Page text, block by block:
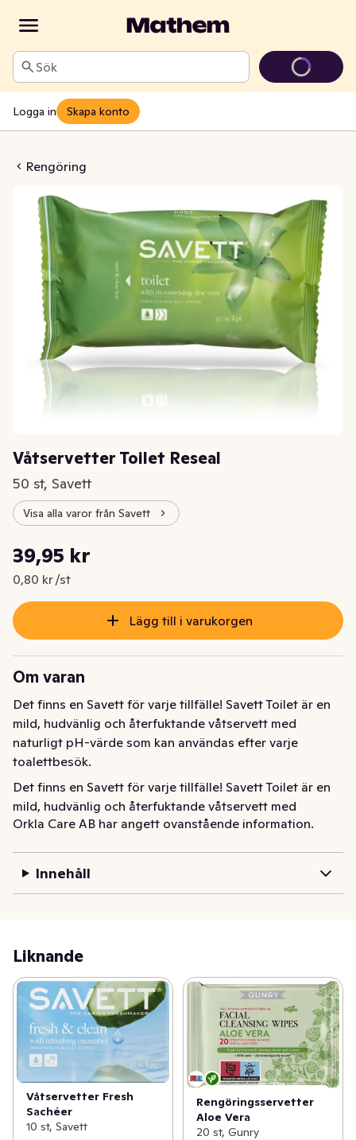
Sök
Logga in Skapa konto
Rengöring
Toilet Reseal
Våtservetter Toilet Reseal
50 st, Savett
Visa alla varor från Savett
Nuvarande pris är: 39,95 kr
39,95 kr
0,80 kr /st
Styckpris: 0,80 kr /st
Lägg till i varukorgen
Om varan
Det finns en Savett för varje tillfälle! Savett Toilet är en
mild, hudvänlig och återfuktande våtservett med
naturligt pH-värde som kan användas efter varje
toalettbesök.
Det finns en Savett för varje tillfälle! Savett Toilet är en
mild, hudvänlig och återfuktande våtservett med
naturligt pH-värde som kan användas efter varje
Orkla Care AB har angett ovanstående information.
Innehåll
Liknande
Våtservetter Fresh
Sachéer
10 st, Savett
Rengöringsservetter
Aloe Vera
20 st, Gunry